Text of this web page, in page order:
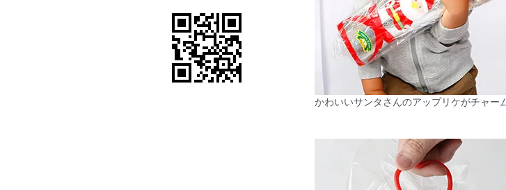
かわいいサンタさんのアップリケがチャー